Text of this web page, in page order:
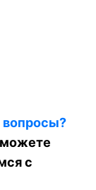
вопросы?
с